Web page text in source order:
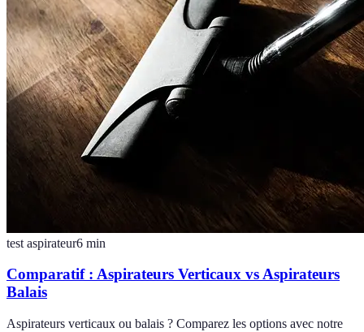
test aspirateur6 min
Comparatif : Aspirateurs Verticaux vs Aspirateurs
Balais
Aspirateurs verticaux ou balais ? Comparez les options avec notre